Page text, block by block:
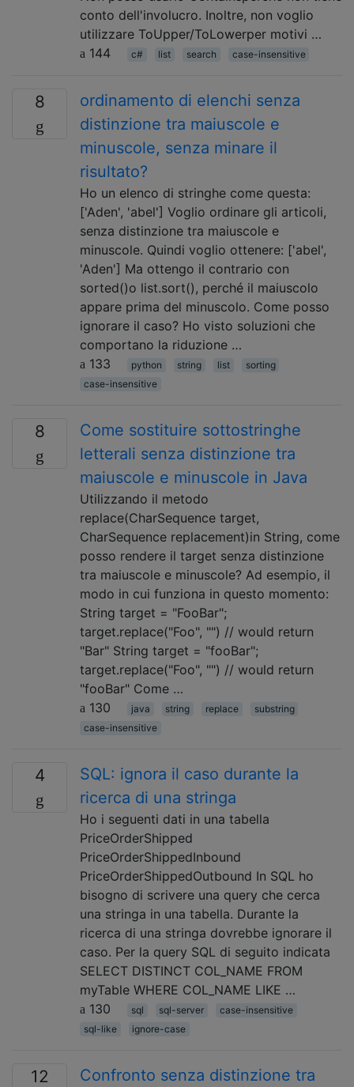
conto dell'involucro. Inoltre, non voglio
utilizzare ToUpper/ToLowerper motivi …
144
c# list search case-insensitive
8
ordinamento di elenchi senza
distinzione tra maiuscole e
minuscole, senza minare il
risultato?
Ho un elenco di stringhe come questa:
['Aden', 'abel'] Voglio ordinare gli articoli,
senza distinzione tra maiuscole e
minuscole. Quindi voglio ottenere: ['abel',
'Aden'] Ma ottengo il contrario con
sorted()o list.sort(), perché il maiuscolo
appare prima del minuscolo. Come posso
ignorare il caso? Ho visto soluzioni che
comportano la riduzione …
133
python string list
sorting
case-insensitive
8
Come sostituire sottostringhe
letterali senza distinzione tra
maiuscole e minuscole in Java
Utilizzando il metodo
replace(CharSequence target,
CharSequence replacement)in String, come
posso rendere il target senza distinzione
tra maiuscole e minuscole? Ad esempio, il
modo in cui funziona in questo momento:
String target = "FooBar";
target.replace("Foo", "") // would return
"Bar" String target = "fooBar";
target.replace("Foo", "") // would return
"fooBar" Come …
130
java string replace
substring
case-insensitive
4
SQL: ignora il caso durante la
ricerca di una stringa
Ho i seguenti dati in una tabella
PriceOrderShipped
PriceOrderShippedInbound
PriceOrderShippedOutbound In SQL ho
bisogno di scrivere una query che cerca
una stringa in una tabella. Durante la
ricerca di una stringa dovrebbe ignorare il
caso. Per la query SQL di seguito indicata
SELECT DISTINCT COL_NAME FROM
myTable WHERE COL_NAME LIKE …
130
sql sql-server
case-insensitive
sql-like
ignore-case
12
Confronto senza distinzione tra